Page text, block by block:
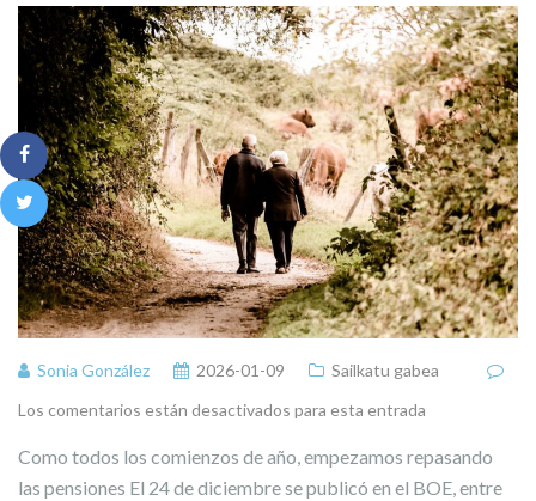
Sonia González 2026-01-09
Sailkatu gabea
Los comentarios están desactivados para esta entrada
Como todos los comienzos de año, empezamos repasando
las pensiones El 24 de diciembre se publicó en el BOE, entre